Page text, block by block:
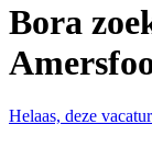
Bora
Helaas, deze